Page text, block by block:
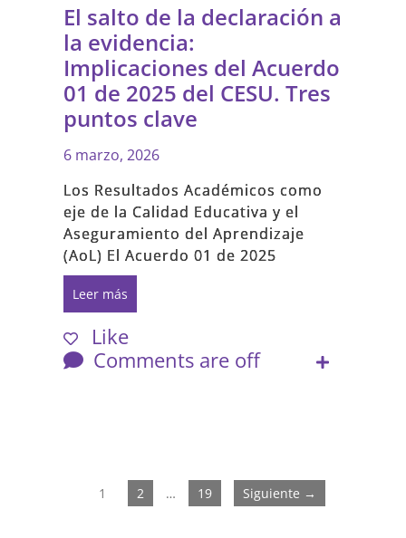
El salto de la declaración a
la evidencia:
Implicaciones del Acuerdo
01 de 2025 del CESU. Tres
puntos clave
6 marzo, 2026
Los Resultados Académicos como
eje de la Calidad Educativa y el
Aseguramiento del Aprendizaje
(AoL) El Acuerdo 01 de 2025
Leer más
Like
Comments are off
1 2 … 19 Siguiente →